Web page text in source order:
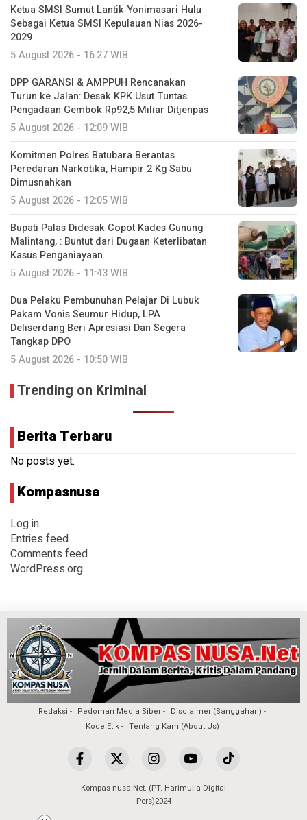
Ketua SMSI Sumut Lantik Yonimasari Hulu
Sebagai Ketua SMSI Kepulauan Nias 2026-
2029
5 August 2026 - 16:27 WIB
DPP GARANSI & AMPPUH Rencanakan
Turun ke Jalan: Desak KPK Usut Tuntas
Pengadaan Gembok Rp92,5 Miliar Ditjenpas
5 August 2026 - 12:09 WIB
Komitmen Polres Batubara Berantas
Peredaran Narkotika, Hampir 2 Kg Sabu
Dimusnahkan
5 August 2026 - 12:05 WIB
Bupati Palas Didesak Copot Kades Gunung
Malintang, : Buntut dari Dugaan Keterlibatan
Kasus Penganiayaan
5 August 2026 - 11:43 WIB
Dua Pelaku Pembunuhan Pelajar Di Lubuk
Pakam Vonis Seumur Hidup, LPA
Deliserdang Beri Apresiasi Dan Segera
Tangkap DPO
5 August 2026 - 10:50 WIB
Trending on Kriminal
Berita Terbaru
No posts yet.
Kompasnusa
Log in
Entries feed
Comments feed
WordPress.org
Redaksi Pedoman Media Siber
Disclaimer (Sanggahan)
Kode Etik
Tentang Kami(About Us)
Kompas nusa.Net. (PT. Harimulia Digital
Pers)2024